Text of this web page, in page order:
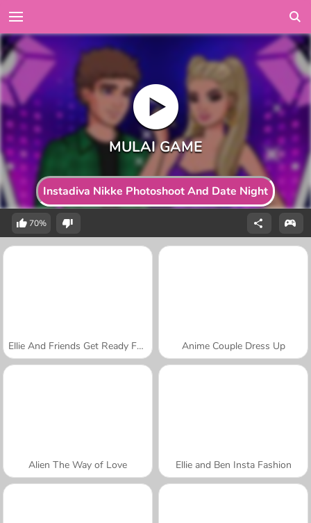
Instadiva Nikke Photoshoot And Date Night
70%
Ellie And Friends Get Ready For First Date Anime Couple Dress Up
Alien The Way of Love Ellie and Ben Insta Fashion